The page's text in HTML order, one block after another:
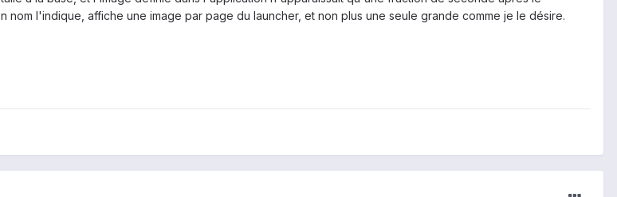
nom l'indique, affiche une image par page du launcher, et non plus une seule grande comme je le désire.